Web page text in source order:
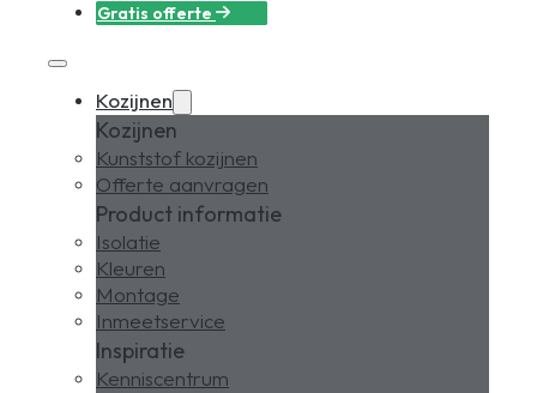
Gratis offerte
Kozijnen
Kozijnen
Kunststof kozijnen
Offerte aanvragen
Product informatie
Isolatie
Kleuren
Montage
Inmeetservice
Inspiratie
Kenniscentrum